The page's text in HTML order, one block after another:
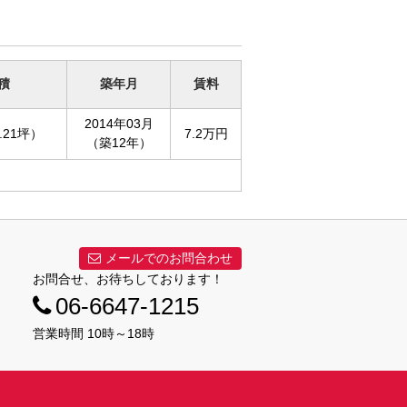
築年月 賃料
坪）
2014年03月
（築12年）
7.2万円
メールでのお問合わせ
お問合せ、お待ちしております！
06-6647-1215
営業時間 10時～18時